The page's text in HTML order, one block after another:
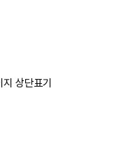
상단표기